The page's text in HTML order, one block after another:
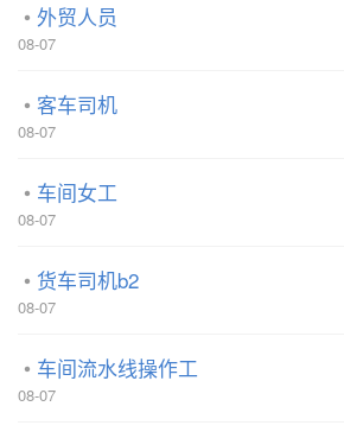
外贸人员
08-07
客车司机
08-07
车间女工
08-07
货车司机b2
08-07
车间流水线操作工
08-07